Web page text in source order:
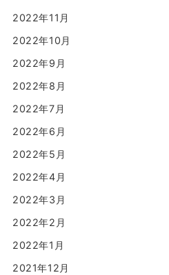
2022年11月
2022年10月
2022年9月
2022年8月
2022年7月
2022年6月
2022年5月
2022年4月
2022年3月
2022年2月
2022年1月
2021年12月